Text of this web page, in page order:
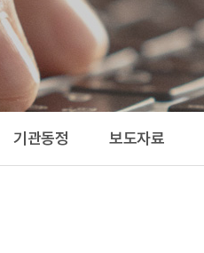
보도자료
기부금현황
공고 지원하기
기관동정 보도자료